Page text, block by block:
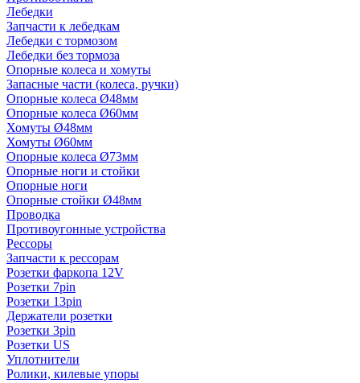
Лебедки
Запчасти к лебедкам
Лебедки с тормозом
Лебедки без тормоза
Опорные колеса и хомуты
Запасные части (колеса, ручки)
Опорные колеса Ø48мм
Опорные колеса Ø60мм
Хомуты Ø48мм
Хомуты Ø60мм
Опорные колеса Ø73мм
Опорные ноги и стойки
Опорные ноги
Опорные стойки Ø48мм
Проводка
Противоугонные устройства
Рессоры
Запчасти к рессорам
Розетки фаркопа 12V
Розетки 7pin
Розетки 13pin
Держатели розетки
Розетки 3pin
Розетки US
Уплотнители
Ролики, килевые упоры